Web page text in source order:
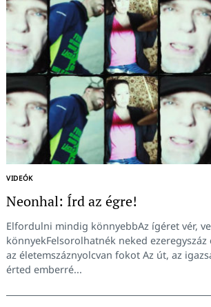
VIDEÓK
Neonhal: Írd az égre!
Elfordulni mindig könnyebbAz ígéret vér,
könnyekFelsorolhatnék neked
az életemszáznyolcvan fokot Az út, az
érted emberré...